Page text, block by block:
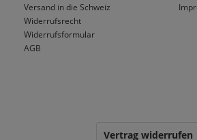
Versand in die Schweiz
Widerrufsrecht
Widerrufsformular
AGB
Vertrag widerrufen